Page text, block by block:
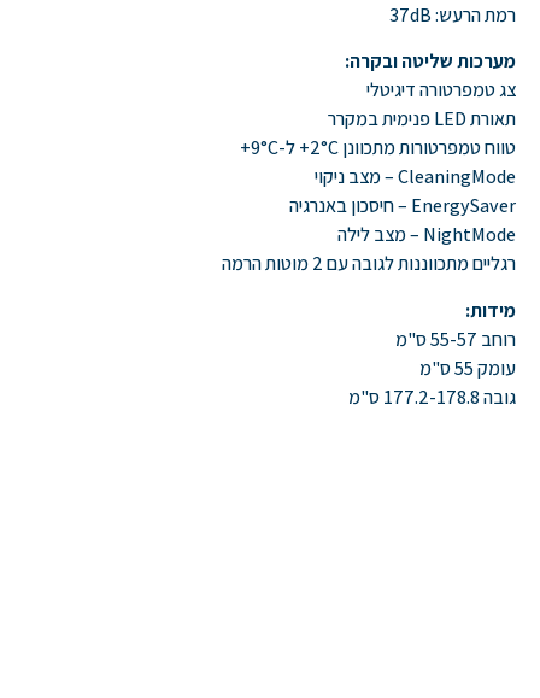
רמת הרעש: 37dB
מערכות שליטה ובקרה:
צג טמפרטורה דיגיטלי
תאורת LED פנימית במקרר
טווח טמפרטורות מתכוונן 2°C+ ל-9°C+
CleaningMode – מצב ניקוי
EnergySaver – חיסכון באנרגיה
NightMode – מצב לילה
רגליים מתכווננות לגובה עם 2 מוטות הרמה
מידות:
רוחב 55-57 ס"מ
עומק 55 ס"מ
גובה 177.2-178.8 ס"מ